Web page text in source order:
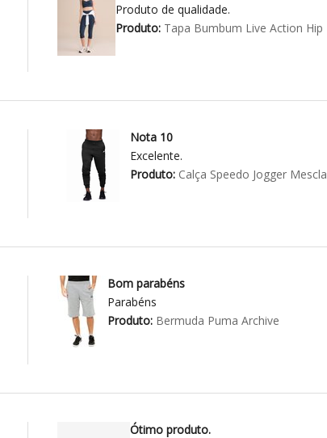
Produto de qualidade.
Produto:Tapa Bumbum Live Action Hip
Nota 10
Excelente.
Produto:Calça Speedo Jogger Mescla
Bom parabéns
Parabéns
Produto:Bermuda Puma Archive
Ótimo produto.